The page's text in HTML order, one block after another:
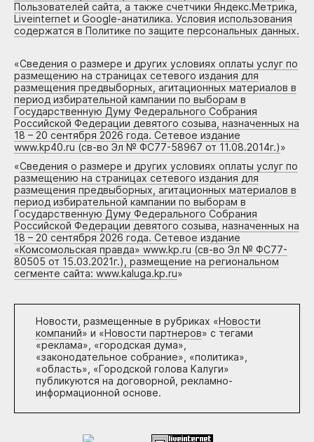
Пользователей сайта, а также счетчики Яндекс.Метрика,
Liveinternet и Google-анатилика. Условия использования
содержатся в Политике по защите персональных данных.
«Сведения о размере и других условиях оплаты услуг по
размещению на страницах сетевого издания для
размещения предвыборных, агитационных материалов в
период избирательной кампании по выборам в
Государственную Думу Федерального Собрания
Российской Федерации девятого созыва, назначенных на
18 – 20 сентября 2026 года. Сетевое издание
www.kp40.ru (св-во Эл № ФС77-58967 от 11.08.2014г.)»
«Сведения о размере и других условиях оплаты услуг по
размещению на страницах сетевого издания для
размещения предвыборных, агитационных материалов в
период избирательной кампании по выборам в
Государственную Думу Федерального Собрания
Российской Федерации девятого созыва, назначенных на
18 – 20 сентября 2026 года. Сетевое издание
«Комсомольская правда» www.kp.ru (св-во Эл № ФС77-
80505 от 15.03.2021г.), размещение на региональном
сегменте сайта: www.kaluga.kp.ru»
Новости, размещенные в рубриках «Новости
компаний» и «Новости партнеров» с тегами
«реклама», «городская дума»,
«законодательное собрание», «политика»,
«область», «Городской голова Калуги»
публикуются на договорной, рекламно-
информационной основе.